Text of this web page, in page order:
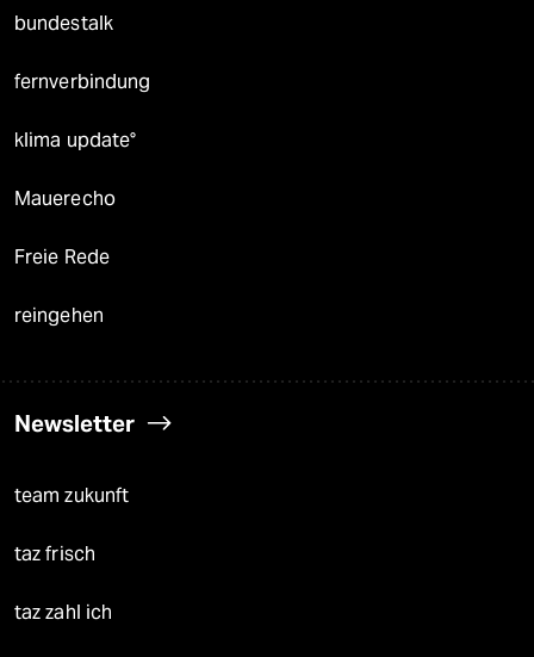
bundestalk
fernverbindung
klima update°
Mauerecho
Freie Rede
reingehen
Newsletter
team zukunft
taz frisch
taz zahl ich